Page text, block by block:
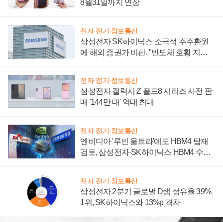
8월31일까지 연장
전자·전기·정보통신
삼성전자 SK하이닉스 소극적 주주환원
에 해외 증권가 비판, "반도체 호황 지속
전자·전기·정보통신
삼성전자 갤럭시 Z 폴드8 시리즈 사전 판
매 '144만 대' 역대 최대
전자·전기·정보통신
엔비디아 '루빈 울트라'에도 HBM4 탑재
검토, 삼성전자·SK하이닉스 HBM4 수율
전자·전기·정보통신
삼성전자 2분기 글로벌 D램 점유율 39%
1위, SK하이닉스와 13%p 격차